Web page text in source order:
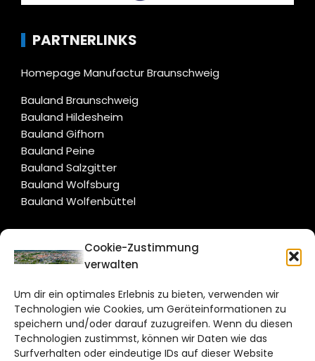
Cookie-Zustimmung
verwalten
Um dir ein optimales Erlebnis zu bieten, verwenden wir
Technologien wie Cookies, um Geräteinformationen zu
speichern und/oder darauf zuzugreifen. Wenn du diesen
Technologien zustimmst, können wir Daten wie das
Surfverhalten oder eindeutige IDs auf dieser Website
PARTNERLINKS
Homepage Manufactur Braunschweig
Bauland Braunschweig
Bauland Hildesheim
Bauland Gifhorn
Bauland Peine
Bauland Salzgitter
Bauland Wolfsburg
Bauland Wolfenbüttel
CITYLIFE!
Bruchtorwall 12
38100 Braunschweig
Telefon: 0531 387220 – 65